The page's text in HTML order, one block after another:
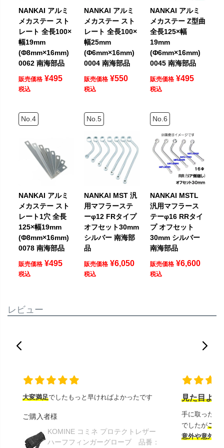
NANKAI アルミ
メカステー スト
レート 全長100×
幅19mm
(Φ8mm×16mm)
0062 南海部品
販売価格 ¥495
税込
NANKAI アルミ
メカステー スト
レート 全長100×
幅25mm
(Φ6mm×16mm)
0004 南海部品
販売価格 ¥550
税込
NANKAI アルミ
メカステー Z型曲
全長125×幅
19mm
(Φ6mm×16mm)
0045 南海部品
販売価格 ¥495
税込
NANKAI アルミ
メカステー スト
レート1穴 全長
125×幅19mm
(Φ8mm×16mm)
0078 南海部品
販売価格 ¥495
税込
NANKAI MST 汎
用マフラーステ
ーφ12 FRタイプ
オフセット30mm
シルバー 南海部
品
販売価格 ¥6,050
税込
NANKAI MSTL
汎用マフラース
テーφ16 RRタイ
プ オフセット
30mm シルバー
南海部品
販売価格 ¥6,600
税込
レビュー
大変満足でしたもっと早ければよかったです
ご購入者様
KOMINE コミネ プロテクトレザー
ハーフフィンガーグローブ 品番：
見た目より
手に取ったと
でしたがこの
意外や意外ス